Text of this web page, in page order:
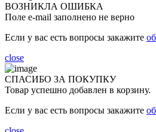
ВОЗНИКЛА ОШИБКА
Поле e-mail заполнено не верно
Если у вас есть вопросы закажите
close
СПАСИБО ЗА ПОКУПКУ
Товар успешно добавлен в корзину.
Если у вас есть вопросы закажите